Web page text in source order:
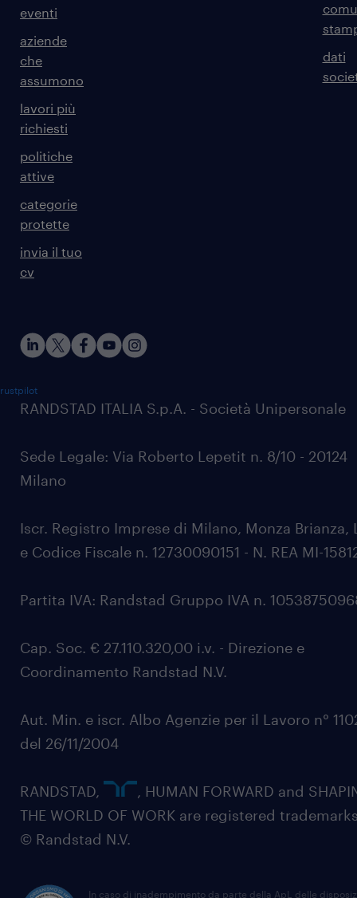
eventi
aziende
che
assumono
lavori più
richiesti
politiche
attive
categorie
protette
invia il tuo
cv
dati
RANDSTAD ITALIA S.p.A. - Società Unipersonale
Sede Legale: Via Roberto Lepetit n. 8/10 - 20124
Milano
Iscr. Registro Imprese di Milano, Monza Brianza,
e Codice Fiscale n. 12730090151 - N. REA MI-
Partita IVA: Randstad Gruppo IVA n.
Cap. Soc. € 27.110.320,00 i.v. - Direzione e
Coordinamento Randstad N.V.
Aut. Min. e iscr. Albo Agenzie per il Lavoro n°
del 26/11/2004
RANDSTAD,
, HUMAN FORWARD and
THE WORLD OF WORK are registered
© Randstad N.V.
In caso di inadempimento da parte della ApL delle